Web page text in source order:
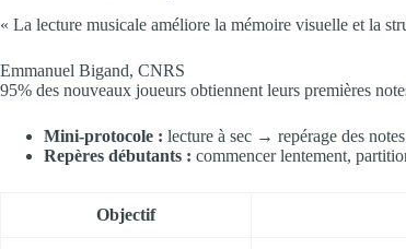
« La lecture musicale améliore la mémoire visuelle et la
Emmanuel Bigand, CNRS
95% des nouveaux joueurs obtiennent leurs premières
Mini-protocole : lecture à sec → repérage des
Repères débutants : commencer lentement,
Objectif